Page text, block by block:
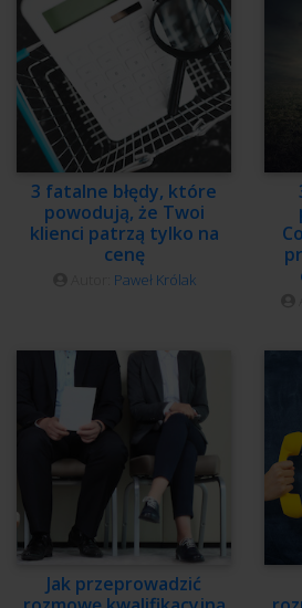
3 fatalne błędy, które
powodują, że Twoi
klienci patrzą tylko na
cenę
Paweł Królak
Jak przeprowadzić